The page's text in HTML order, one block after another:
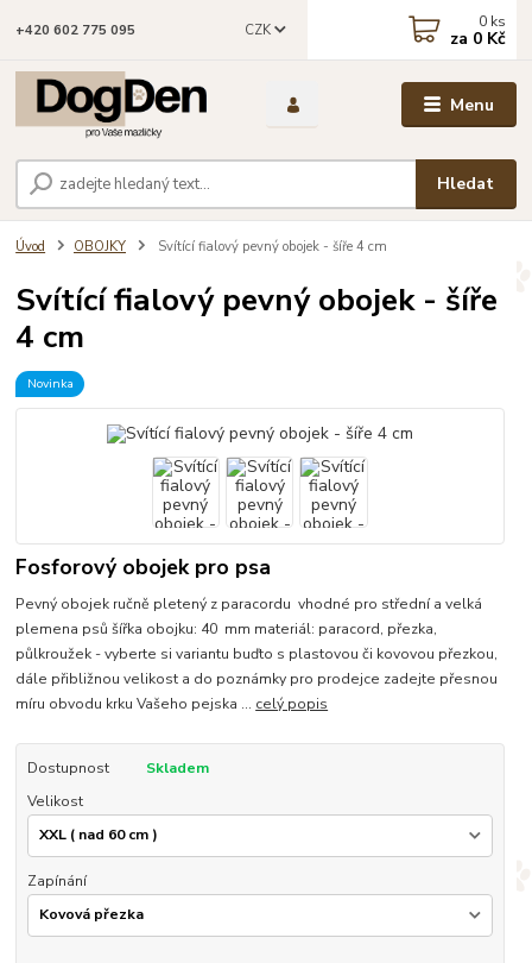
Menu
CZK
Hledat
+420 602 775 095 0 ks
za 0 Kč
Úvod OBOJKY Svítící fialový pevný obojek - šíře 4 cm
Svítící fialový pevný obojek - šíře
4 cm
Novinka
Fosforový obojek pro psa
Pevný obojek ručně pletený z paracordu vhodné pro střední a velká
plemena psů šířka obojku: 40 mm materiál: paracord, přezka,
půlkroužek - vyberte si variantu buďto s plastovou či kovovou přezkou,
dále přibližnou velikost a do poznámky pro prodejce zadejte přesnou
míru obvodu krku Vašeho pejska ... celý popis
Dostupnost
Skladem
Velikost
Zapínání